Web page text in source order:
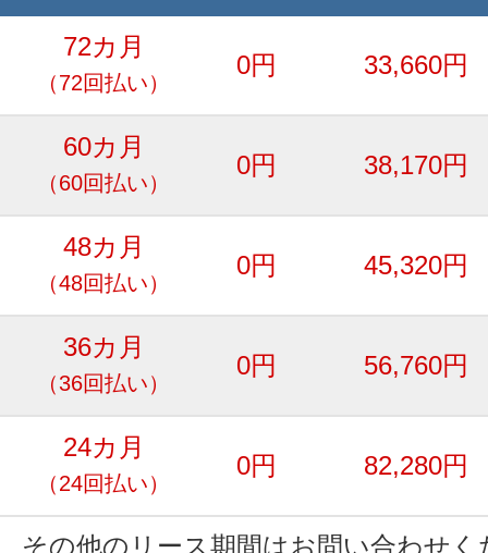
72カ月
（72回払い）
0円 33,660円
60カ月
（60回払い）
0円 38,170円
48カ月
（48回払い）
0円 45,320円
36カ月
（36回払い）
0円 56,760円
24カ月
（24回払い）
0円 82,280円
その他のリース期間はお問い合わせく